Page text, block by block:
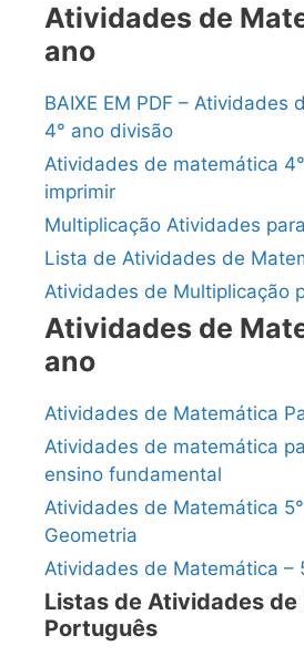
Atividades de
ano
BAIXE EM PDF – Atividades
4° ano divisão
Atividades de matemática
imprimir
Multiplicação Atividades
Lista de Atividades de
Atividades de Multiplicação
Atividades de
ano
Atividades de Matemática
Atividades de matemática
ensino fundamental
Atividades de Matemática
Geometria
Atividades de Matemática –
Listas de Atividades
Português